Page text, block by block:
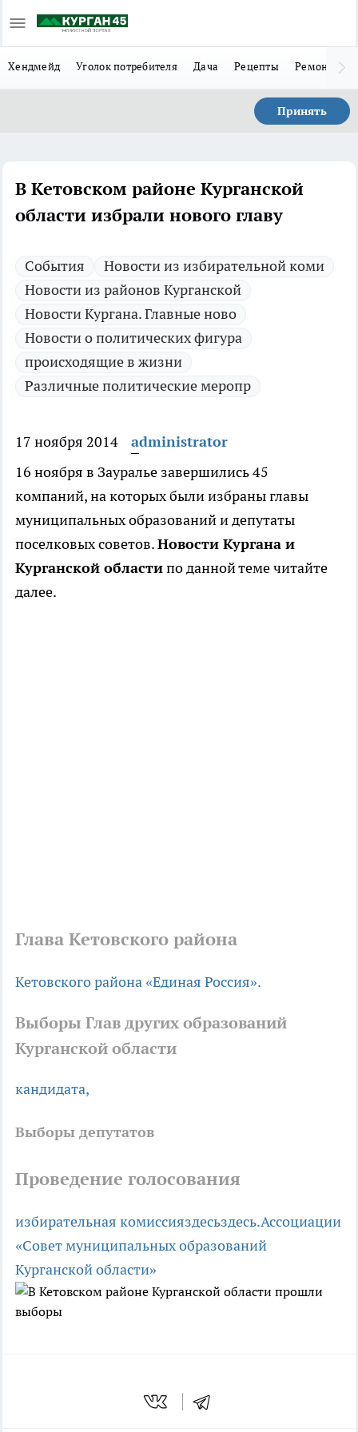
Хендмейд Уголок потребителя Дача Рецепты Ремонт
Принять
В Кетовском районе Курганской
области избрали нового главу
Cобытия
Новости из избирательной коми
Новости из районов Курганской
Новости Кургана. Главные ново
Новости о политических фигура
происходящие в жизни
Различные политические меропр
17 ноября 2014
administrator
16 ноября в Зауралье завершились 45
компаний, на которых были избраны главы
муниципальных образований и депутаты
поселковых советов.Новости Кургана и
Курганской областипо данной теме читайте
далее.
Глава Кетовского района
Кетовского района «Единая Россия».
Выборы Глав других образований
Курганской области
кандидата,
Выборы депутатов
Проведение голосования
избирательная комиссияздесьздесь.Ассоциации
«Совет муниципальных образований
Курганской области»